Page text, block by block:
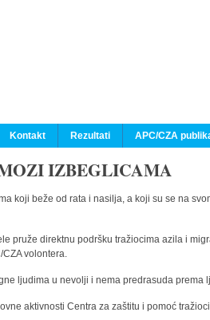
Kontakt Rezultati APC/CZA
IZBEGLICAMA
koji beže od rata i nasilja, a koji su se na
pruže direktnu podršku tražiocima azila i
volontera.
ljudima u nevolji i nema predrasuda prema
aktivnosti Centra za zaštitu i pomoć